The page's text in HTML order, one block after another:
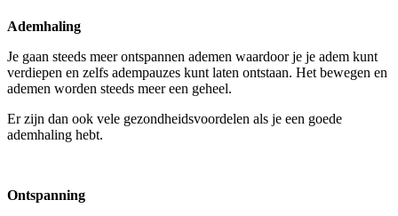
Ademhaling
Je gaan steeds meer ontspannen ademen waardoor je je adem kunt
verdiepen en zelfs adempauzes kunt laten ontstaan. Het bewegen en
ademen worden steeds meer een geheel.
Er zijn dan ook vele gezondheidsvoordelen als je een goede
ademhaling hebt.
Ontspanning